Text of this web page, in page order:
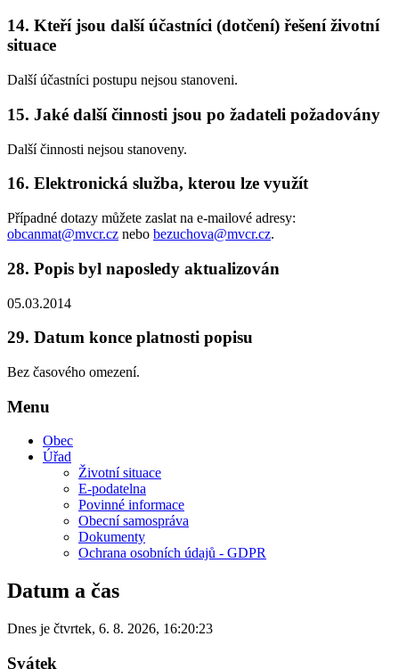
14. Kteří jsou další účastníci (dotčení) řešení životní
situace
Další účastníci postupu nejsou stanoveni.
15. Jaké další činnosti jsou po žadateli požadovány
Další činnosti nejsou stanoveny.
16. Elektronická služba, kterou lze využít
Případné dotazy můžete zaslat na e-mailové adresy:
obcanmat@mvcr.cz nebo bezuchova@mvcr.cz.
28. Popis byl naposledy aktualizován
05.03.2014
29. Datum konce platnosti popisu
Bez časového omezení.
Menu
Obec
Úřad
Životní situace
E-podatelna
Povinné informace
Obecní samospráva
Dokumenty
Ochrana osobních údajů - GDPR
Datum a čas
Dnes je čtvrtek, 6. 8. 2026, 16:20:23
Svátek